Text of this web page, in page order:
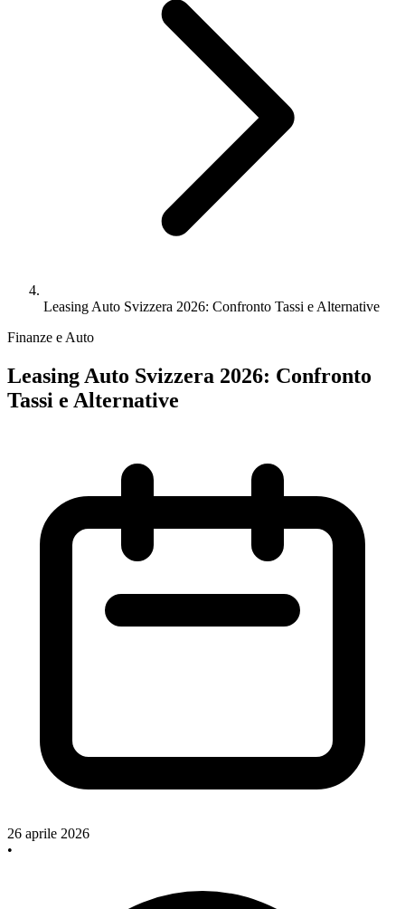
Leasing Auto Svizzera 2026: Confronto Tassi e Alternative
Finanze e Auto
Leasing Auto Svizzera 2026: Confronto
Tassi e Alternative
26 aprile 2026
•